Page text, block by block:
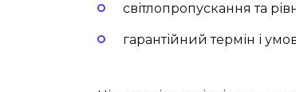
світлопропускання та
гарантійний термін і